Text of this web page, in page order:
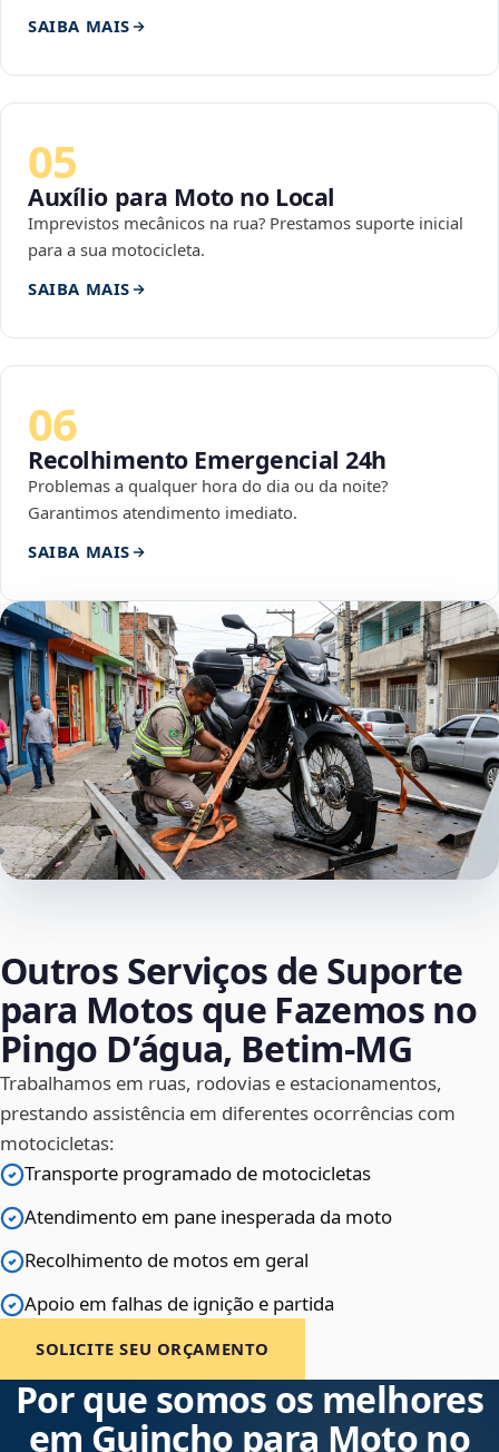
SAIBA MAIS
05
Auxílio para Moto no Local
Imprevistos mecânicos na rua? Prestamos suporte inicial
para a sua motocicleta.
SAIBA MAIS
06
Recolhimento Emergencial 24h
Problemas a qualquer hora do dia ou da noite?
Garantimos atendimento imediato.
SAIBA MAIS
Outros Serviços de Suporte
para Motos que Fazemos no
Pingo D’água, Betim‑MG
Trabalhamos em ruas, rodovias e estacionamentos,
prestando assistência em diferentes ocorrências com
motocicletas:
Transporte programado de motocicletas
Atendimento em pane inesperada da moto
Recolhimento de motos em geral
Apoio em falhas de ignição e partida
SOLICITE SEU ORÇAMENTO
Por que somos os melhores
em Guincho para Moto no